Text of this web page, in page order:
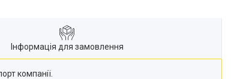
Інформація для замовлення
компанії.